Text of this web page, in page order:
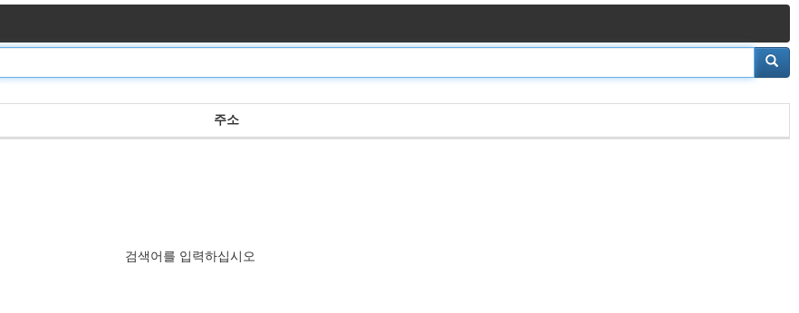
주소
검색어를 입력하십시오